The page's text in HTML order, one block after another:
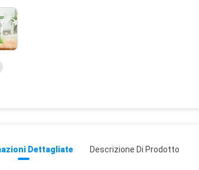
Dettagliate Descrizione Di Prodotto